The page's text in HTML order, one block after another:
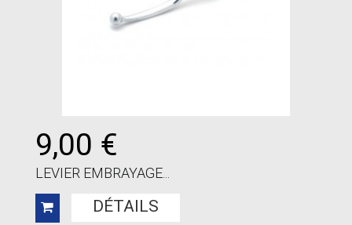
9,00 €
LEVIER EMBRAYAGE...
DÉTAILS